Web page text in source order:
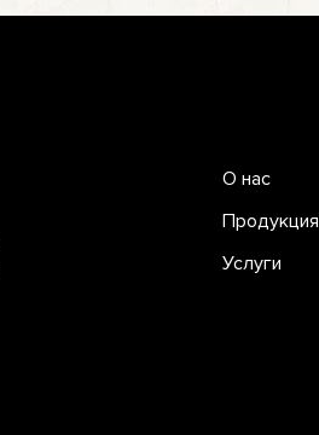
О нас
Продукция
Услуги